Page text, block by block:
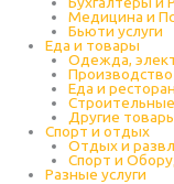
Медицина и
Бьюти услуги
Еда и товары
Одежда,
Еда и
Другие
Спорт и отдых
Отдых и
Спорт и
Разные услуги